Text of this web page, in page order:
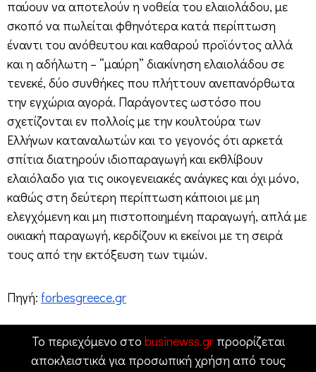
παύουν να αποτελούν η νοθεία του ελαιολάδου, με
σκοπό να πωλείται φθηνότερα κατά περίπτωση
έναντι του ανόθευτου και καθαρού προϊόντος αλλά
και η αδήλωτη – “μαύρη” διακίνηση ελαιολάδου σε
τενεκέ, δύο συνθήκες που πλήττουν ανεπανόρθωτα
την εγχώρια αγορά. Παράγοντες ωστόσο που
σχετίζονται εν πολλοίς με την κουλτούρα των
Ελλήνων καταναλωτών και το γεγονός ότι αρκετά
σπίτια διατηρούν ιδιοπαραγωγή και εκθλίβουν
ελαιόλαδο για τις οικογενειακές ανάγκες και όχι μόνο,
καθώς στη δεύτερη περίπτωση κάποιοι με μη
ελεγχόμενη και μη πιστοποιημένη παραγωγή, απλά με
οικιακή παραγωγή, κερδίζουν κι εκείνοι με τη σειρά
τους από την εκτόξευση των τιμών.
Πηγή: forbesgreece.gr
Το περιεχόμενο στο businewss.grπροορίζεται
αποκλειστικά για προσωπική χρήση από τους